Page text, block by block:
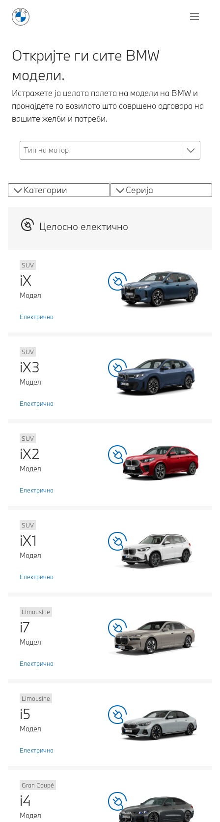
Откријте ги сите BMW
модели.
Истражете ја целата палета на модели на BMW и
пронајдете го возилото што совршено одговара на
вашите желби и потреби.
Категории Серија
Целосно електично
SUV
iX
Модел
Електрично
SUV
iX3
Модел
Електрично
SUV
iX2
Модел
Електрично
SUV
iX1
Модел
Електрично
Limousine
i7
Модел
Електрично
Limousine
i5
Модел
Електрично
Gran Coupé
i4
Модел